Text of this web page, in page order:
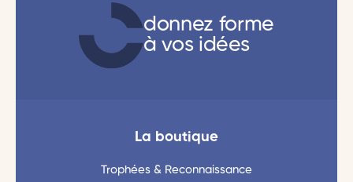
donnez forme
à vos idées
La boutique
Trophées & Reconnaissance